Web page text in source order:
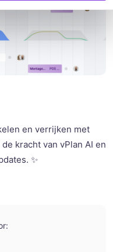
en verrijken met
kracht van vPlan AI en
✨